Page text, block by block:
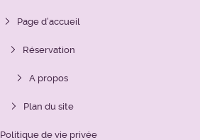
Page d’accueil
Réservation
A propos
Plan du site
Politique de vie privée